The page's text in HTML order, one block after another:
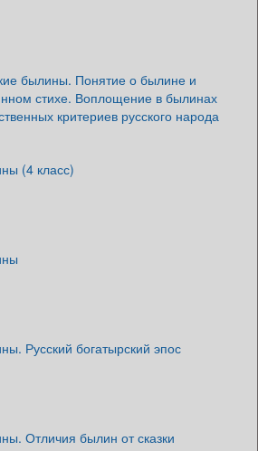
былины. Понятие о былине и
стихе. Воплощение в былинах
критериев русского народа
(4 класс)
Русский богатырский эпос
Отличия былин от сказки